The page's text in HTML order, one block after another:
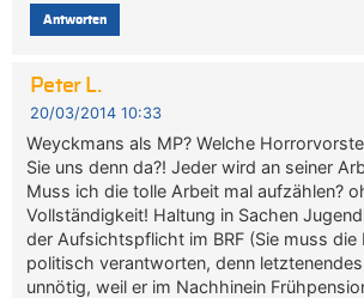
Antworten
Peter L.
20/03/2014 10:33
Weyckmans als MP? Welche
Sie uns denn da?! Jeder wird an seiner
Muss ich die tolle Arbeit mal aufzählen?
Vollständigkeit! Haltung in Sachen
der Aufsichtspflicht im BRF (Sie muss die
politisch verantworten, denn
unnötig, weil er im Nachhinein